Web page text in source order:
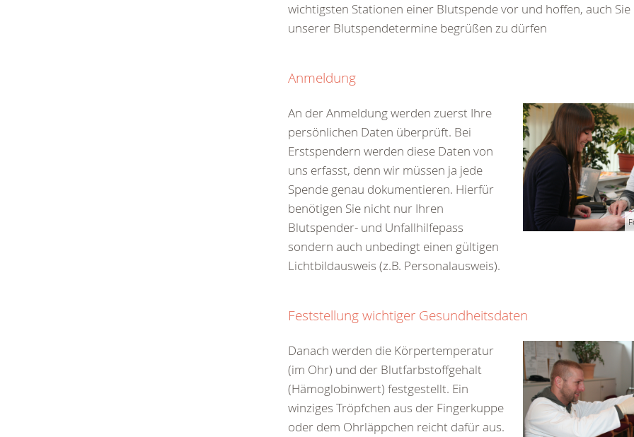
wichtigsten Stationen einer Blutspende vor und hoffen, auch
unserer Blutspendetermine begrüßen zu dürfen
Anmeldung
An der Anmeldung werden zuerst Ihre
persönlichen Daten überprüft. Bei
Erstspendern werden diese Daten von
uns erfasst, denn wir müssen ja jede
Spende genau dokumentieren. Hierfür
benötigen Sie nicht nur Ihren
Blutspender- und Unfallhilfepass
sondern auch unbedingt einen gültigen
Lichtbildausweis (z.B. Personalausweis).
Feststellung wichtiger Gesundheitsdaten
Danach werden die Körpertemperatur
(im Ohr) und der Blutfarbstoffgehalt
(Hämoglobinwert) festgestellt. Ein
winziges Tröpfchen aus der Fingerkuppe
oder dem Ohrläppchen reicht dafür aus.